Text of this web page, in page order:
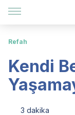
Refah
Kendi
3 dakika